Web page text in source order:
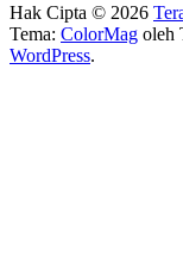
Hak Cipta © 2026
Tema: ColorMag oleh
WordPress.